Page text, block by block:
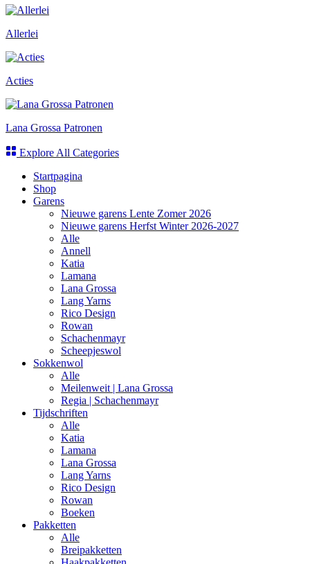
Allerlei
Acties
Lana Grossa Patronen
Explore All Categories
Startpagina
Shop
Garens
Nieuwe garens Lente Zomer 2026
Nieuwe garens Herfst Winter 2026-2027
Alle
Annell
Katia
Lamana
Lana Grossa
Lang Yarns
Rico Design
Rowan
Schachenmayr
Scheepjeswol
Sokkenwol
Alle
Meilenweit | Lana Grossa
Regia | Schachenmayr
Tijdschriften
Alle
Katia
Lamana
Lana Grossa
Lang Yarns
Rico Design
Rowan
Boeken
Pakketten
Alle
Breipakketten